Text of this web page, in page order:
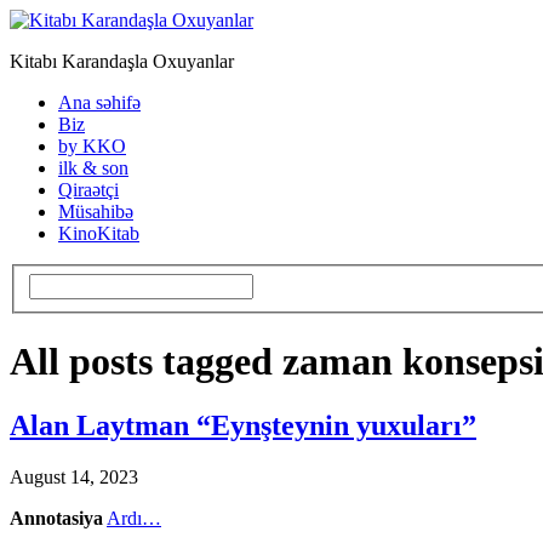
Kitabı Karandaşla Oxuyanlar
Ana səhifə
Biz
by KKO
ilk & son
Qiraətçi
Müsahibə
KinoKitab
All posts tagged zaman
Alan Laytman “Eynşteynin yuxuları”
August 14, 2023
Annotasiya Ardı…